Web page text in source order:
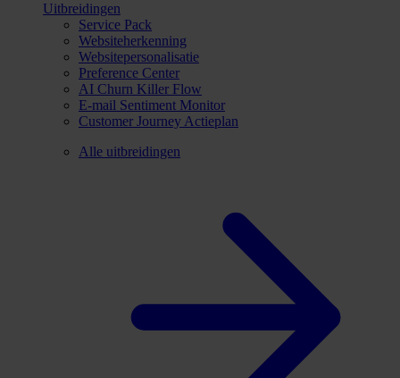
Uitbreidingen
Service Pack
Websiteherkenning
Websitepersonalisatie
Preference Center
AI Churn Killer Flow
E-mail Sentiment Monitor
Customer Journey Actieplan
Alle uitbreidingen